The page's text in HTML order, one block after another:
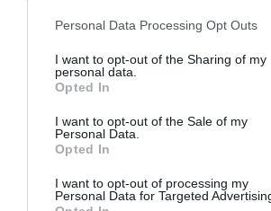
Personal Data Processing Opt Outs
I want to opt-out of the Sharing of my
personal data.
Opted In
I want to opt-out of the Sale of my
Personal Data.
Opted In
I want to opt-out of processing my
Personal Data for Targeted
Gillian Flynn, Το χέρι
νήματα,κυκλοφορεί από τις
Ακολουθήστε το Culturenow.gr στο
μάθετε πρώτοι όλες τις ειδήσεις
Δείτε όλα τατελευταία νέα
Πολιτισμό στοCulturenow.gr